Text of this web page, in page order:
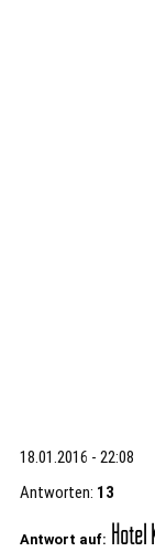
18.01.2016 - 22:08
Antworten: 13
Antwort auf: Hotel